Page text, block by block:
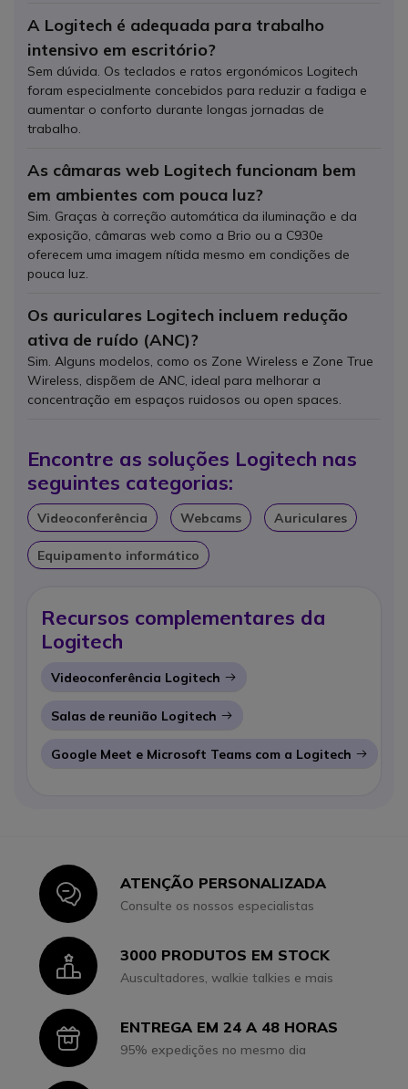
A Logitech é adequada para trabalho
intensivo em escritório?
Sem dúvida. Os teclados e ratos ergonómicos Logitech
foram especialmente concebidos para reduzir a fadiga e
aumentar o conforto durante longas jornadas de
trabalho.
As câmaras web Logitech funcionam bem
em ambientes com pouca luz?
Sim. Graças à correção automática da iluminação e da
exposição, câmaras web como a Brio ou a C930e
oferecem uma imagem nítida mesmo em condições de
pouca luz.
Os auriculares Logitech incluem redução
ativa de ruído (ANC)?
Sim. Alguns modelos, como os Zone Wireless e Zone True
Wireless, dispõem de ANC, ideal para melhorar a
concentração em espaços ruidosos ou open spaces.
Encontre as soluções Logitech nas
seguintes categorias:
Videoconferência Webcams Auriculares
Equipamento informático
Recursos complementares da
Logitech
Videoconferência Logitech
Salas de reunião Logitech
Google Meet e Microsoft Teams com a Logitech
IconATENÇÃO PERSONALIZADA
Consulte os nossos especialistas
Icon3000 PRODUTOS EM STOCK
Auscultadores, walkie talkies e mais
IconENTREGA EM 24 A 48 HORAS
95% expedições no mesmo dia